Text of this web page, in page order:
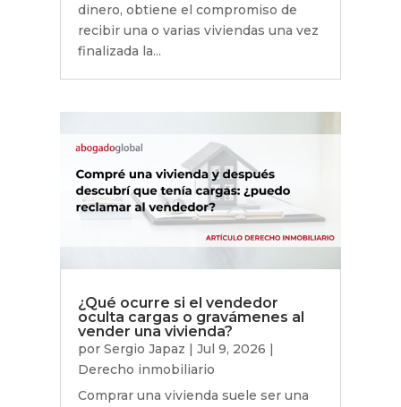
dinero, obtiene el compromiso de
recibir una o varias viviendas una vez
finalizada la...
¿Qué ocurre si el vendedor
oculta cargas o gravámenes al
vender una vivienda?
porSergio Japaz |Jul 9, 2026 |
Derecho inmobiliario
Comprar una vivienda suele ser una